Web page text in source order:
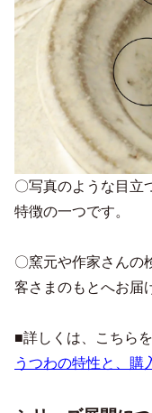
〇写真のような目立
特徴の一つです。
〇窯元や作家さんの
客さまのもとへお届
■詳しくは、こちら
うつわの特性と、